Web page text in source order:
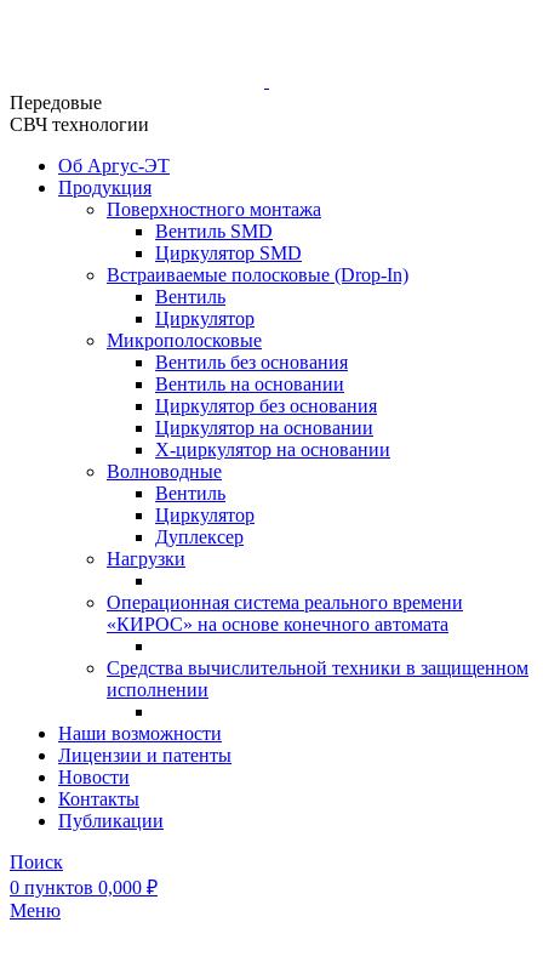
Передовые
СВЧ технологии
Об Аргус-ЭТ
Продукция
Поверхностного монтажа
Вентиль SMD
Циркулятор SMD
Встраиваемые полосковые (Drop-In)
Вентиль
Циркулятор
Микрополосковые
Вентиль без основания
Вентиль на основании
Циркулятор без основания
Циркулятор на основании
Х-циркулятор на основании
Волноводные
Вентиль
Циркулятор
Дуплексер
Нагрузки
Операционная система реального времени
«КИРОС» на основе конечного автомата
Средства вычислительной техники в защищенном
исполнении
Наши возможности
Лицензии и патенты
Новости
Контакты
Публикации
Поиск
0 пунктов 0,000 ₽
Меню